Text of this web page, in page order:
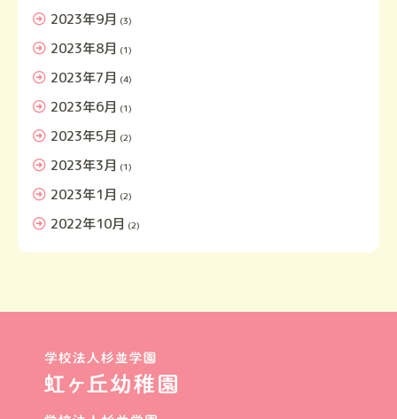
2023年9月 (3)
2023年8月 (1)
2023年7月 (4)
2023年6月 (1)
2023年5月 (2)
2023年3月 (1)
2023年1月 (2)
2022年10月 (2)